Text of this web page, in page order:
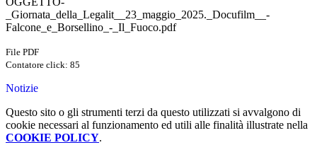
_Giornata_della_Legalit__23_maggio_2025._Docufilm__-
Falcone_e_Borsellino_-_Il_Fuoco.pdf
File PDF
Contatore click: 85
Notizie
Questo sito o gli strumenti terzi da questo utilizzati si avvalgono di
cookie necessari al funzionamento ed utili alle finalità illustrate nella
COOKIE POLICY.